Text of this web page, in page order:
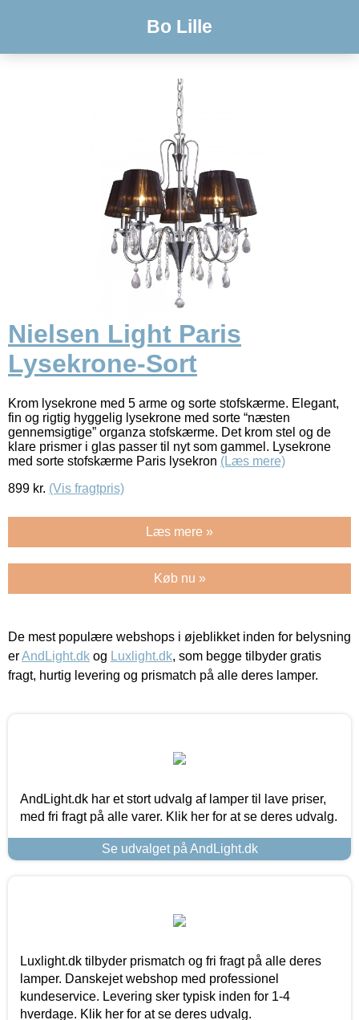
Bo Lille
Nielsen Light Paris
Lysekrone-Sort
Krom lysekrone med 5 arme og sorte stofskærme. Elegant,
fin og rigtig hyggelig lysekrone med sorte “næsten
gennemsigtige” organza stofskærme. Det krom stel og de
klare prismer i glas passer til nyt som gammel. Lysekrone
med sorte stofskærme Paris lysekron (Læs mere)
899 kr. (Vis fragtpris)
Læs mere »
Køb nu »
De mest populære webshops i øjeblikket inden for belysning
erAndLight.dk og Luxlight.dk, som begge tilbyder gratis
fragt, hurtig levering og prismatch på alle deres lamper.
AndLight.dk har et stort udvalg af lamper til lave priser,
med fri fragt på alle varer. Klik her for at se deres udvalg.
Se udvalget på AndLight.dk
Luxlight.dk tilbyder prismatch og fri fragt på alle deres
lamper. Danskejet webshop med professionel
kundeservice. Levering sker typisk inden for 1-4
hverdage. Klik her for at se deres udvalg.